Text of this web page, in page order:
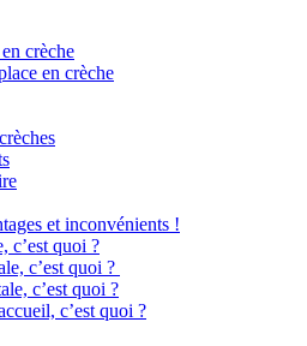
crèche
en crèche
et inconvénients !
c’est quoi ?
c’est quoi ?
c’est quoi ?
c’est quoi ?